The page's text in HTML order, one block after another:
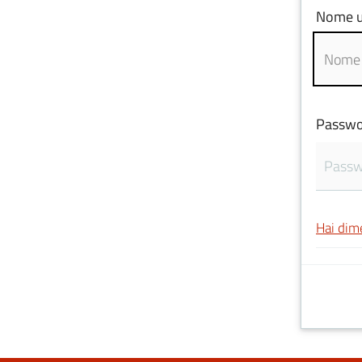
Nome
Hai